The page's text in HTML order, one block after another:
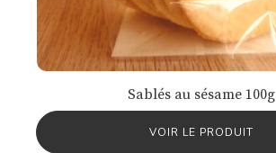
Sablés au sésame 100g
VOIR LE PRODUIT